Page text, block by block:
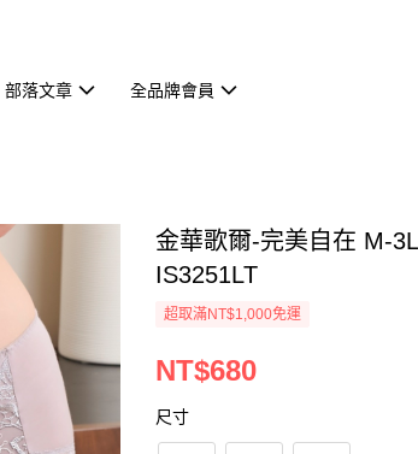
部落文章 全品牌會員
金華歌爾-完美自在 M-
IS3251LT
超取滿NT$1,000免運
NT$680
尺寸